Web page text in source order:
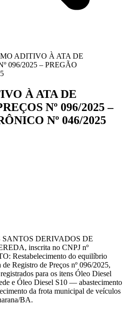
ADITIVO À ATA DE
096/2025 – PREGÃO
À ATA DE
Nº 096/2025 –
Nº 046/2025
DERIVADOS DE
inscrita no CNPJ nº
Restabelecimento do equilíbrio
Registro de Preços nº 096/2025,
para os itens Óleo Diesel
e Óleo Diesel S10 — abastecimento
da frota municipal de veículos
BA.